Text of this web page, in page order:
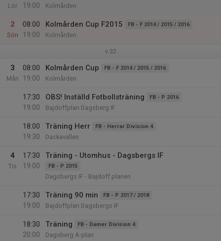
Lör
19:00
Kolmården
2
Sön
08:00
19:00
Kolmården Cup F2015 FB - F 2014 / 2015 / 2016
Kolmården
v.32
3
Mån
08:00
19:00
Kolmården Cup FB - F 2014 / 2015 / 2016
Kolmården
17:30
19:00
OBS! Inställd Fotbollsträning FB - P 2016
Bajdoffplan Dagsberg IF
18:00
19:30
Träning Herr FB - Herrar Division 4
Dackavallen
4
Tis
17:30
19:00
Träning - Utomhus - Dagsbergs IF
FB - P 2015
Dagsbergs IF - Bajdoff planen
17:30
19:00
Träning 90 min FB - P 2017 / 2018
Bajdoffplan Dagsbergs IF
18:30
20:00
Träning FB - Damer Division 4
Dagsberg A-plan